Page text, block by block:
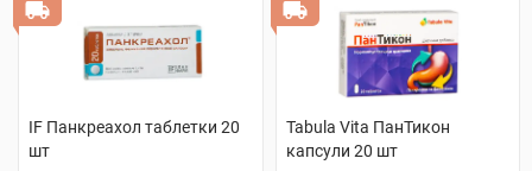
IF Панкреахол таблетки 20
шт
Tabula Vita ПанТикон
капсули 20 шт